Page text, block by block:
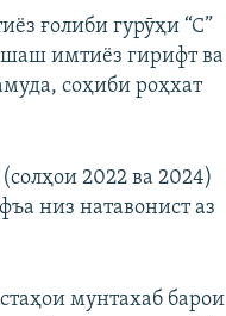
ғолиби гурӯҳи “С”
имтиёз гирифт ва
соҳиби роҳхат
2022 ва 2024)
низ натавонист аз
мунтахаб барои